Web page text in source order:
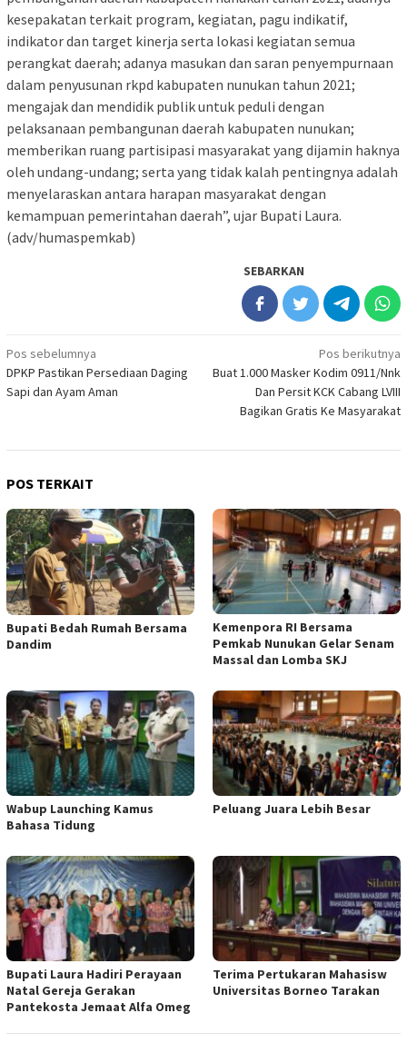
kesepakatan terkait program, kegiatan, pagu indikatif,
indikator dan target kinerja serta lokasi kegiatan semua
perangkat daerah; adanya masukan dan saran penyempurnaan
dalam penyusunan rkpd kabupaten nunukan tahun 2021;
mengajak dan mendidik publik untuk peduli dengan
pelaksanaan pembangunan daerah kabupaten nunukan;
memberikan ruang partisipasi masyarakat yang dijamin haknya
oleh undang-undang; serta yang tidak kalah pentingnya adalah
menyelaraskan antara harapan masyarakat dengan
kemampuan pemerintahan daerah”, ujar Bupati Laura.
(adv/humaspemkab)
SEBARKAN
Navigasi
pos
Pos sebelumnya
DPKP Pastikan Persediaan Daging
Sapi dan Ayam Aman
Pos berikutnya
Buat 1.000 Masker Kodim 0911/Nnk
Dan Persit KCK Cabang LVIII
Bagikan Gratis Ke Masyarakat
POS TERKAIT
Bupati Bedah Rumah Bersama
Dandim
Kemenpora RI Bersama
Pemkab Nunukan Gelar Senam
Massal dan Lomba SKJ
Wabup Launching Kamus
Bahasa Tidung
Peluang Juara Lebih Besar
Bupati Laura Hadiri Perayaan
Natal Gereja Gerakan
Pantekosta Jemaat Alfa Omeg
Terima Pertukaran Mahasisw
Universitas Borneo Tarakan